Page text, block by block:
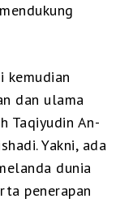
kemudian
dan ulama
Taqiyudin An-
Yakni, ada
dunia
penerapan